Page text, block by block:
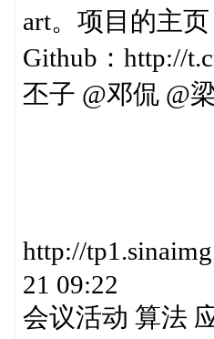
art。项目的主
Github：http://
丕子 @邓侃 @
http://
21 09:22
会议活动 算法